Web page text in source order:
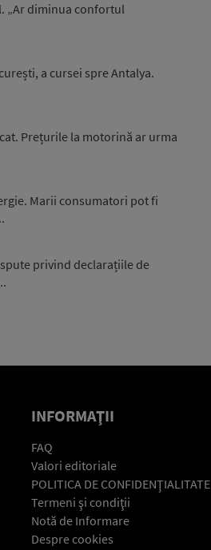
„Ar diminua confortul
a cursei spre Antalya.
Prețurile la motorină ar urma
Marii consumatori pot fi
privind declarațiile de
INFORMAŢII
FAQ
Valori editoriale
POLITICA DE CONFIDENŢIALITATE
Termeni şi condiţii
Notă de Informare
Despre cookies